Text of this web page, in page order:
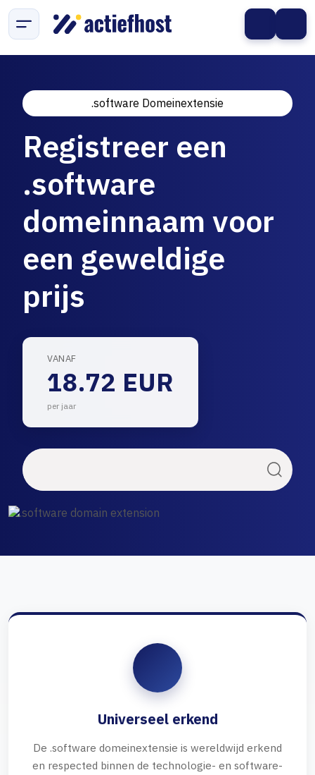
.software Domeinextensie
Registreer een
.software
domeinnaam voor
een geweldige
prijs
VANAF
18.72 EUR
per jaar
Universeel erkend
De .software domeinextensie is wereldwijd erkend
en respected binnen de technologie- en software-